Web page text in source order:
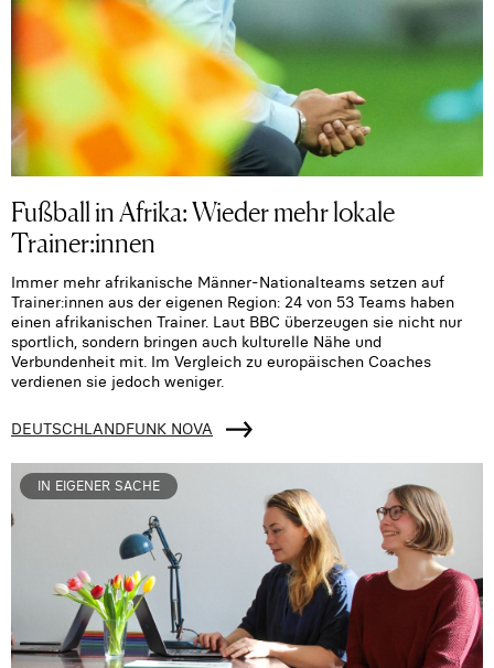
Fußball in Afrika: Wieder mehr lokale
Trainer:innen
Immer mehr afrikanische Männer-Nationalteams setzen auf
Trainer:innen aus der eigenen Region: 24 von 53 Teams haben
einen afrikanischen Trainer. Laut BBC überzeugen sie nicht nur
sportlich, sondern bringen auch kulturelle Nähe und
Verbundenheit mit. Im Vergleich zu europäischen Coaches
verdienen sie jedoch weniger.
DEUTSCHLANDFUNK NOVA
IN EIGENER SACHE